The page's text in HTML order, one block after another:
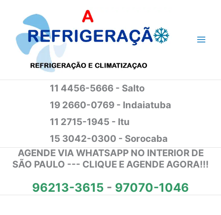
conteúdo
11 4456-5666 - Salto
19 2660-0769 - Indaiatuba
11 2715-1945 - Itu
15 3042-0300 - Sorocaba
AGENDE VIA WHATSAPP NO INTERIOR DE
SÃO PAULO --- CLIQUE E AGENDE AGORA!!!
96213-3615 - 97070-1046